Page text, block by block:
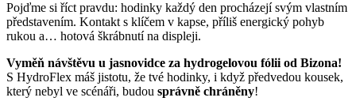
Pojďme si říct pravdu: hodinky každý den procházejí svým vlastním
představením. Kontakt s klíčem v kapse, příliš energický pohyb
rukou a… hotová škrábnutí na displeji.
Vyměň návštěvu u jasnovidce za hydrogelovou fólii od Bizona!
S HydroFlex máš jistotu, že tvé hodinky, i když předvedou kousek,
který nebyl ve scénáři, budou správně chráněny!